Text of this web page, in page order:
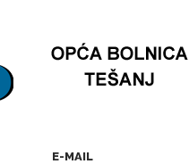
E-MAIL